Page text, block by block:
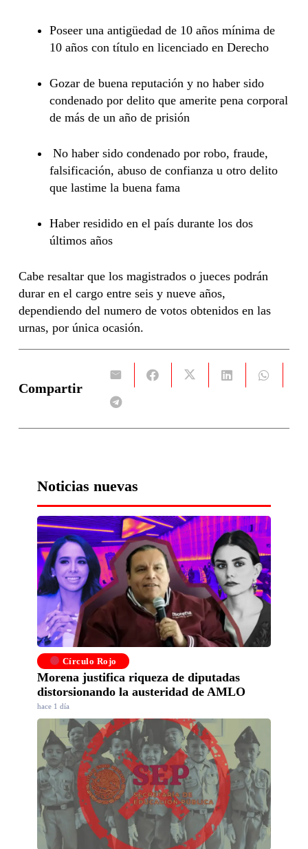
Poseer una antigüedad de 10 años mínima de
10 años con título en licenciado en Derecho
Gozar de buena reputación y no haber sido
condenado por delito que amerite pena corporal
de más de un año de prisión
No haber sido condenado por robo, fraude,
falsificación, abuso de confianza u otro delito
que lastime la buena fama
Haber residido en el país durante los dos
últimos años
Cabe resaltar que los magistrados o jueces podrán
durar en el cargo entre seis y nueve años,
dependiendo del numero de votos obtenidos en las
urnas, por única ocasión.
Compartir
Noticias nuevas
Círculo Rojo
Morena justifica riqueza de diputadas
distorsionando la austeridad de AMLO
hace 1 día